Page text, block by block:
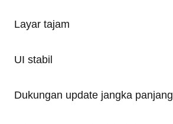
Layar tajam
UI stabil
Dukungan update jangka panjang